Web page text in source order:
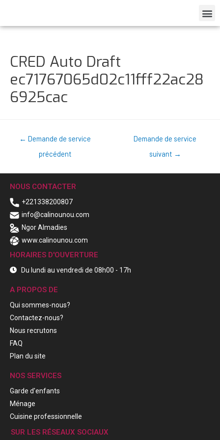
CRED Auto Draft
ec71767065d02c11fff22ac28
6925cac
← Demande de service
précédent
Demande de service
suivant →
NOUS CONTACTER
+221338200807
info@calinounou.com
Ngor Almadies
www.calinounou.com
HORAIRES D'OUVERTURE
Du lundi au vendredi de 08h00 - 17h
A PROPOS DE
Qui sommes-nous?
Contactez-nous?
Nous recrutons
FAQ
Plan du site
NOS SERVICES
Garde d'enfants
Ménage
Cuisine professionnelle
SUR LES RÉSEAUX SOCIAUX